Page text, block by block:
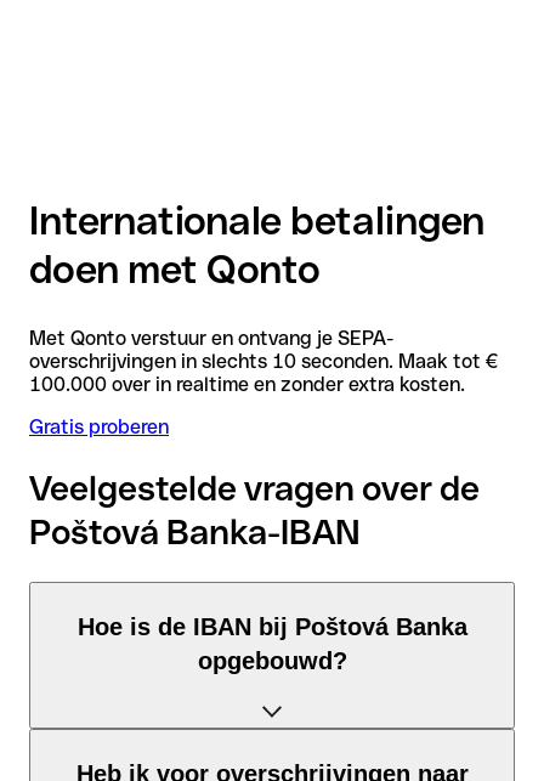
Internationale betalingen
doen met Qonto
Met Qonto verstuur en ontvang je SEPA-
overschrijvingen in slechts 10 seconden. Maak tot €
100.000 over in realtime en zonder extra kosten.
Gratis proberen
Veelgestelde vragen over de
Poštová Banka-IBAN
Hoe is de IBAN bij Poštová Banka
opgebouwd?
Heb ik voor overschrijvingen naar